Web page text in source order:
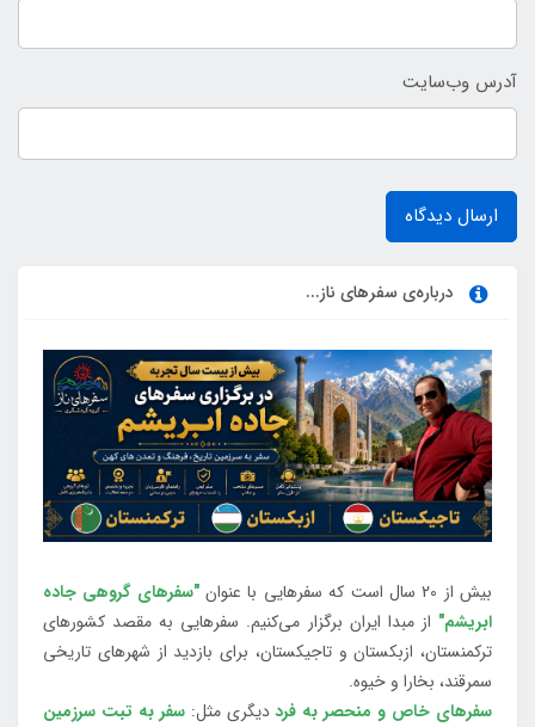
آدرس وب‌سایت
ارسال دیدگاه
درباره‌ی سفرهای ناز...
بیش از 20 سال است که سفرهایی با عنوان
"سفرهای گروهی جاده
ابریشم" از مبدا ایران برگزار می‌کنیم. سفرهایی به مقصد کشورهای
ترکمنستان، ازبکستان و تاجیکستان، برای بازدید از شهرهای تاریخی
سمرقند، بخارا و خیوه.
سفرهای خاص و منحصر به فرددیگری مثل:سفر به تبت سرزمین